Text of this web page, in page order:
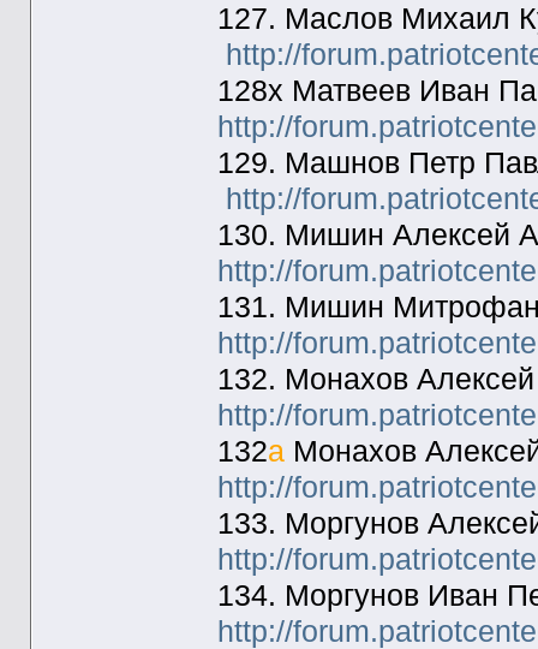
127. Маслов Михаил
http://
128х Матвеев Иван
http://
129. Машнов Петр
http://
130. Мишин Алексей
http://
131. Мишин
http://
132. Монахов
http://
132аМонахов
http://
133. Моргунов
http://
134. Моргунов Иван
http://